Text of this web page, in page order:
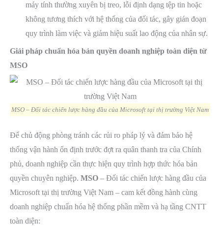
máy tính thường xuyên bị treo, lỗi định dạng tệp tin hoặc
không tương thích với hệ thống của đối tác, gây gián đoạn
quy trình làm việc và giảm hiệu suất lao động của nhân sự.
Giải pháp chuẩn hóa bản quyền doanh nghiệp toàn diện từ
MSO
MSO – Đối tác chiến lược hàng đầu của Microsoft tại thị trường Việt Nam
Để chủ động phòng tránh các rủi ro pháp lý và đảm bảo hệ
thống vận hành ổn định trước đợt ra quân thanh tra của Chính
phủ, doanh nghiệp cần thực hiện quy trình hợp thức hóa bản
quyền chuyên nghiệp. MSO – Đối tác chiến lược hàng đầu của
Microsoft tại thị trường Việt Nam – cam kết đồng hành cùng
doanh nghiệp chuẩn hóa hệ thống phần mềm và hạ tầng CNTT
toàn diện: